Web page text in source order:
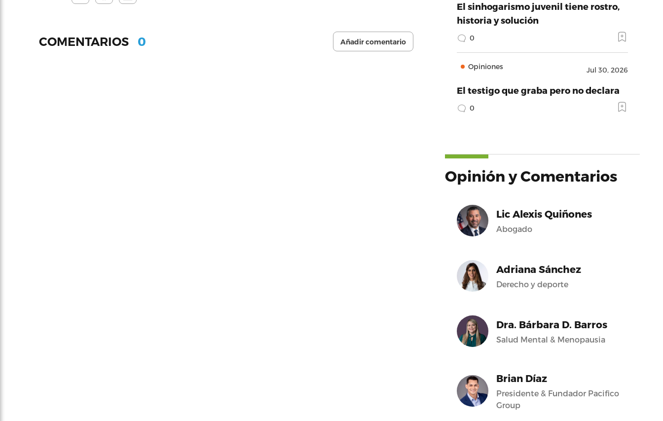
COMENTARIOS 0 Añadir comentario
El sinhogarismo juvenil tiene rostro,
historia y solución
0
Opiniones Jul 30, 2026
El testigo que graba pero no declara
0
Opinión y Comentarios
Lic Alexis Quiñones
Abogado
Adriana Sánchez
Derecho y deporte
Dra. Bárbara D. Barros
Salud Mental & Menopausia
Brian Díaz
Presidente & Fundador Pacifico
Group